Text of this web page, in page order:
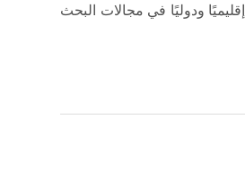
إقليميًا ودوليًا في مجالات البحث